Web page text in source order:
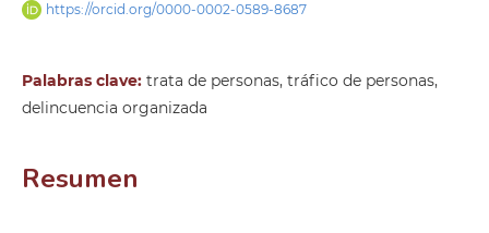
https://orcid.org/0000-0002-0589-8687
Palabras clave: trata de personas, tráfico de personas,
delincuencia organizada
Resumen